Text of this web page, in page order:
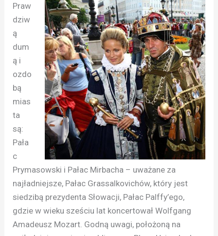
Praw
dziw
ą
dum
ą i
ozdo
bą
mias
ta
są:
Pała
c
Prymasowski i Pałac Mirbacha – uważane za
najładniejsze, Pałac Grassalkovichów, który jest
siedzibą prezydenta Słowacji, Pałac Palffy’ego,
gdzie w wieku sześciu lat koncertował Wolfgang
Amadeusz Mozart. Godną uwagi, położoną na